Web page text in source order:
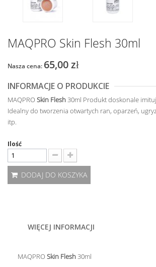
MAQPRO Skin Flesh 30ml
Nasza cena: 65,00 zł
INFORMACJE O PRODUKCIE
MAQPRO Skin Flesh30ml Produkt doskonale
Idealny do tworzenia otwartych ran, oparzeń,
itp.
Ilość
DODAJ DO KOSZYKA
WIĘCEJ INFORMACJI
MAQPRO Skin Flesh30ml